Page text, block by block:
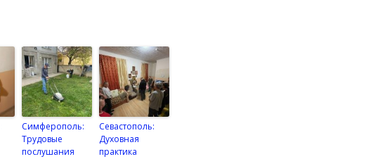
Симферополь:
Трудовые
послушания
Севастополь:
Духовная
практика